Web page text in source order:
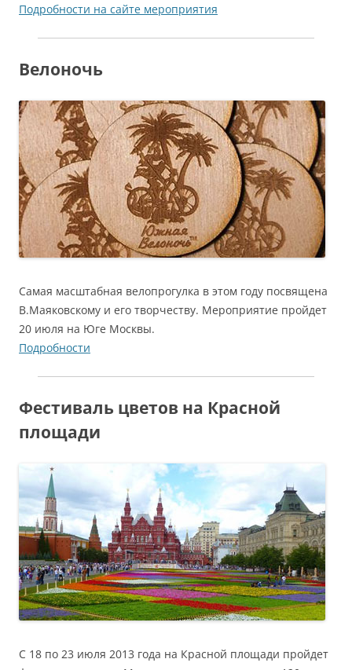
Подробности на сайте мероприятия
Велоночь
Самая масштабная велопрогулка в этом году посвящена
В.Маяковскому и его творчеству. Мероприятие пройдет
20 июля на Юге Москвы.
Подробности
Фестиваль цветов на Красной
площади
С 18 по 23 июля 2013 года на Красной площади пройдет